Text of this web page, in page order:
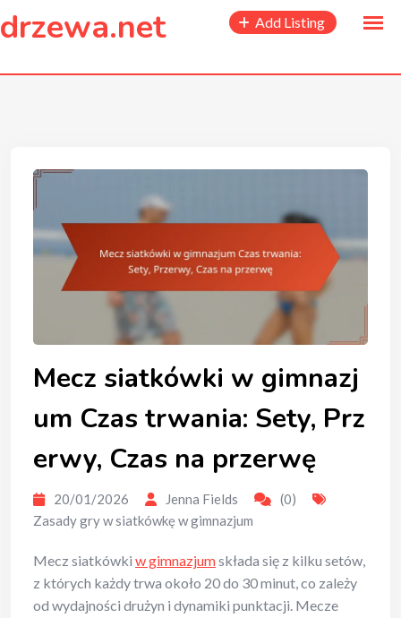
content
drzewa.net Add Listing
Mecz siatkówki w gimnazj
um Czas trwania: Sety, Prz
erwy, Czas na przerwę
20/01/2026 Jenna Fields
(0)
Zasady gry w siatkówkę w gimnazjum
Mecz siatkówki w gimnazjumskłada się z kilku setów,
z których każdy trwa około 20 do 30 minut, co zależy
od wydajności drużyn i dynamiki punktacji. Mecze